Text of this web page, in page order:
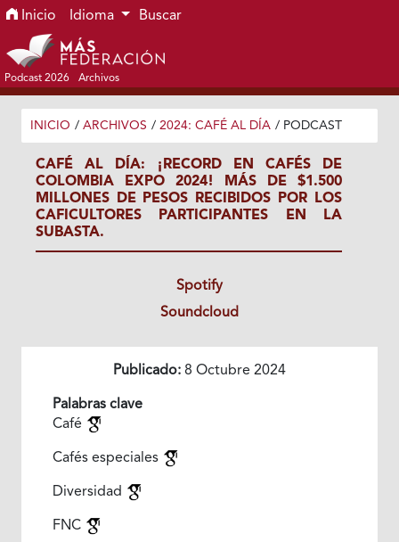
Ir al menú de navegación principal
Ir al contenido principal
Ir al pie de página del sitio
Inicio Idioma Buscar
Podcast 2026 Archivos
INICIO / ARCHIVOS / 2024: CAFÉ AL DÍA / PODCAST
CAFÉ AL DÍA: ¡RECORD EN CAFÉS DE
COLOMBIA EXPO 2024! MÁS DE $1.500
MILLONES DE PESOS RECIBIDOS POR LOS
CAFICULTORES PARTICIPANTES EN LA
SUBASTA.
Spotify
Soundcloud
Publicado: 8 Octubre 2024
Palabras clave
Café
Cafés especiales
Diversidad
FNC